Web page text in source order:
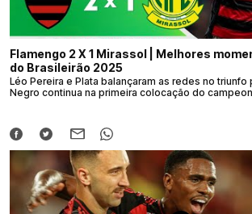
Flamengo 2 X 1 Mirassol | Melhores
do Brasileirão 2025
Léo Pereira e Plata balançaram as redes no triunfo
Negro continua na primeira colocação do